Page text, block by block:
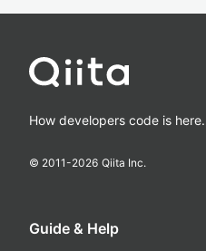
How developers code is here.
© 2011-2026 Qiita Inc.
Guide & Help